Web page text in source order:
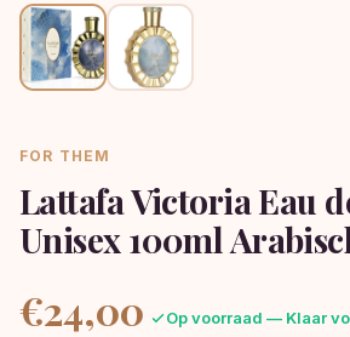
FOR THEM
Lattafa Victoria Eau
Unisex 100ml
€24,00 Op voorraad — Klaar